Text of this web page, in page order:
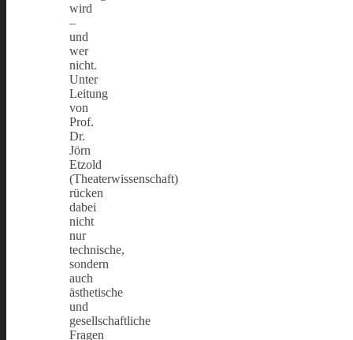
wird
–
und
wer
nicht.
Unter
Leitung
von
Prof.
Dr.
Jörn
Etzold
(Theaterwissenschaft)
rücken
dabei
nicht
nur
technische,
sondern
auch
ästhetische
und
gesellschaftliche
Fragen